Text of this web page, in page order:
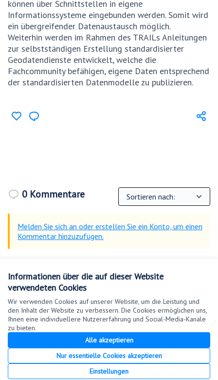
Informationen über die auf dieser Website
verwendeten Cookies
Wir verwenden Cookies auf unserer Website, um die Leistung und
den Inhalt der Website zu verbessern. Die Cookies ermöglichen uns,
Ihnen eine individuellere Nutzererfahrung und Social-Media-Kanäle
zu bieten.
Alle akzeptieren
Nur essentielle Cookies akzeptieren
Einstellungen
können über Schnittstellen in eigene
Informationssysteme eingebunden werden. Somit wird
ein übergreifender Datenaustausch möglich.
Weiterhin werden im Rahmen des TRAILs Anleitungen
zur selbstständigen Erstellung standardisierter
Geodatendienste entwickelt, welche die
Fachcommunity befähigen, eigene Daten entsprechend
der standardisierten Datenmodelle zu publizieren.
0 Kommentare
Melden Sie sich an oder erstellen Sie ein Konto, um einen
Kommentar hinzuzufügen.
Referenz: N4O-PROP-2025-11-37
Versionsnummer 3(von 3)
Andere Versionen anzeigen
Fingerabdruck überprüfen
Nutzungsbedingungen
Cookie Einstellungen
Website mitfreier Software erstellt .
Creative
(Externer